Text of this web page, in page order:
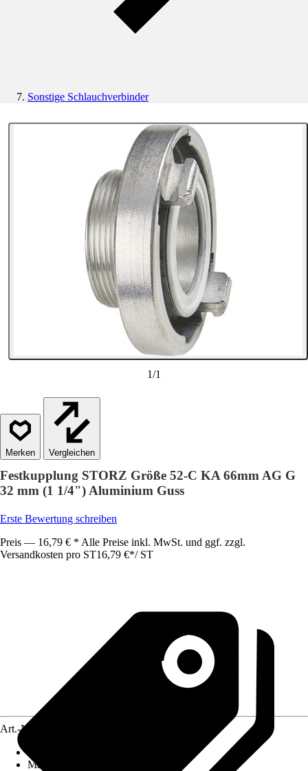
Sonstige Schlauchverbinder
1/1
Vergleichen
Festkupplung STORZ Größe 52-C KA 66mm AG G
32 mm (1 1/4") Aluminium Guss
Erste Bewertung schreiben
Preis — 16,79 € * Alle Preise inkl. MwSt. und ggf. zzgl.
Versandkosten pro ST16,79 €*/ ST
Art.-Nr.
Material